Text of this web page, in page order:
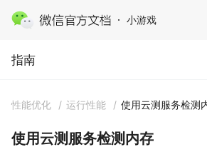
小游戏
指南
指南
性能优化 / 运行性能 / 使用云测服务检测
使用云测服务检测内存